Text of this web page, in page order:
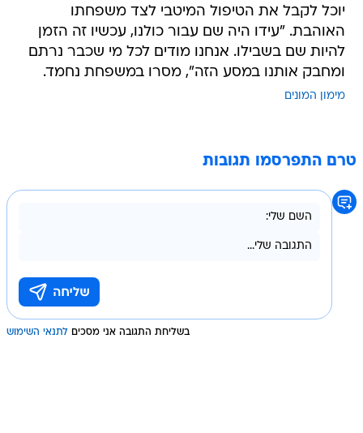
יוכל לקבל את הטיפול המיטבי לצד משפחתו
האוהבת. "עידו היה שם עבור כולנו, עכשיו זה הזמן
להיות שם בשבילו. אנחנו מודים לכל מי שכבר נרתם
ומחבק אותנו במסע הזה", מסרו במשפחת נחמד.
מימון המונים
טרם התפרסמו תגובות
בשליחת התגובה אני מסכים לתנאי השימוש